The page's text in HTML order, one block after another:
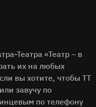
Театра «Театр – в
их на любых
вы хотите, чтобы ТТ
завучу по
по телефону